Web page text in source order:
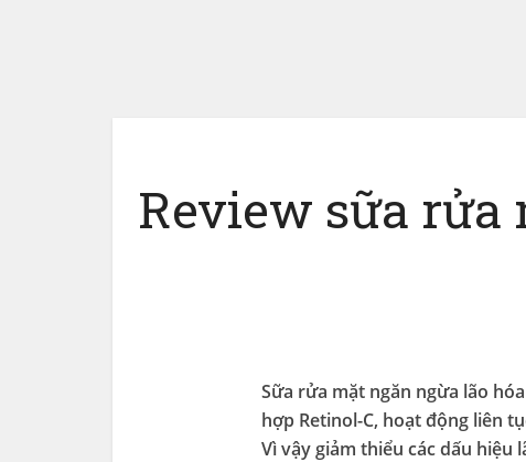
Review sữa rửa
Sữa rửa mặt ngăn ngừa lão
hợp Retinol-C, hoạt động liên
Vì vậy giảm thiểu các dấu hiệu